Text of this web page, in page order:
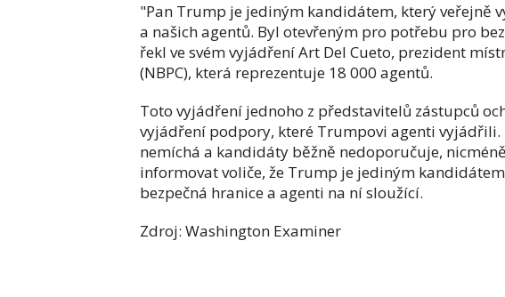
"Pan Trump je jediným kandidátem, který veřejně
a našich agentů. Byl otevřeným pro potřebu pro
řekl ve svém vyjádření Art Del Cueto, prezident
(NBPC), která reprezentuje 18 000 agentů.
Toto vyjádření jednoho z představitelů zástupců
vyjádření podpory, které Trumpovi agenti vyjádřili.
nemíchá a kandidáty běžně nedoporučuje,
informovat voliče, že Trump je jediným
bezpečná hranice a agenti na ní sloužící.
Zdroj: Washington Examiner